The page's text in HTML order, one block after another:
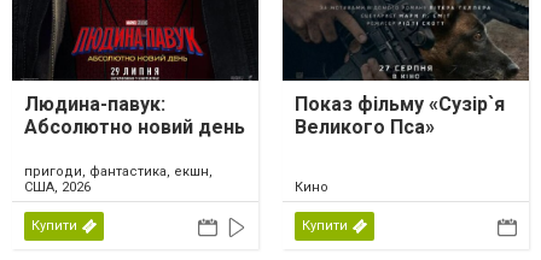
Людина-павук:
Абсолютно новий день
пригоди, фантастика, екшн,
США, 2026
Купити
Показ фільму «Сузір`я
Великого Пса»
Кино
Купити